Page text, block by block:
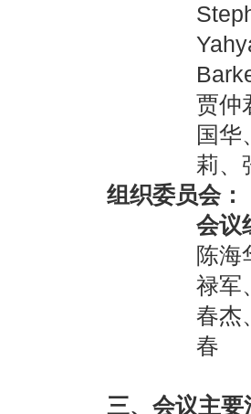
贾仲
国华
莉、
组织委员会：
会议
陈海
禄军
春杰
春
三、 会议主要